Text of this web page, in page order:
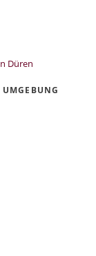
Düren